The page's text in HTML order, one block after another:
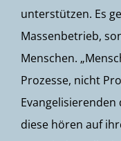
unterstützen. Es
Massenbetrieb,
Menschen.
Prozesse, nicht
Evangelisierenden
diese hören auf